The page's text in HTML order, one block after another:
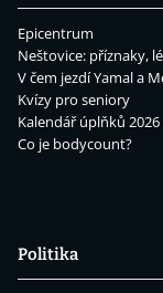
Epicentrum
Neštovice: příznaky,
V čem jezdí Yamal a
Kvízy pro seniory
Kalendář úplňků 2026
Co je bodycount?
Politika